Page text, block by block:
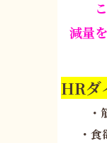
減量
HRダ
・
・